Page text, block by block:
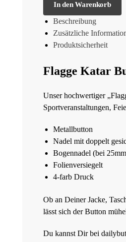
In den Warenkorb
Beschreibung
Zusätzliche
Produktsicherheit
Flagge Katar
Unser hochwertiger
Sportveranstaltungen,
Metallbutton
Nadel mit doppelt
Bogennadel (bei
Folienversiegelt
4-farb Druck
Ob an Deiner Jacke,
lässt sich der Button
Du kannst Dir bei